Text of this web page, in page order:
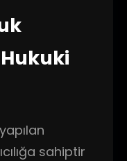
sahiptir